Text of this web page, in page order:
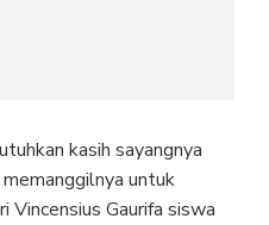
kasih sayangnya
untuk
Vincensius Gaurifa siswa